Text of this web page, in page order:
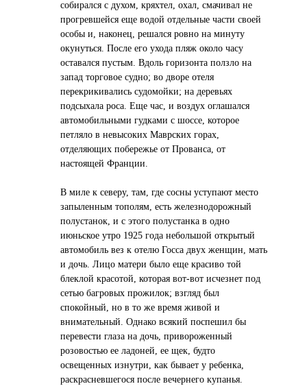
собирался с духом, кряхтел, охал, смачивал не
прогревшейся еще водой отдельные части своей
особы и, наконец, решался ровно на минуту
окунуться. После его ухода пляж около часу
оставался пустым. Вдоль горизонта ползло на
запад торговое судно; во дворе отеля
перекрикивались судомойки; на деревьях
подсыхала роса. Еще час, и воздух оглашался
автомобильными гудками с шоссе, которое
петляло в невысоких Маврских горах,
отделяющих побережье от Прованса, от
настоящей Франции.
В миле к северу, там, где сосны уступают место
запыленным тополям, есть железнодорожный
полустанок, и с этого полустанка в одно
июньское утро 1925 года небольшой открытый
автомобиль вез к отелю Госса двух женщин, мать
и дочь. Лицо матери было еще красиво той
блеклой красотой, которая вот-вот исчезнет под
сетью багровых прожилок; взгляд был
спокойный, но в то же время живой и
внимательный. Однако всякий поспешил бы
перевести глаза на дочь, привороженный
розовостью ее ладоней, ее щек, будто
освещенных изнутри, как бывает у ребенка,
раскрасневшегося после вечернего купанья.